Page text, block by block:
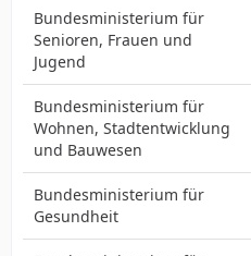
Bundesministerium für
Senioren, Frauen und
Jugend
Bundesministerium für
Wohnen, Stadtentwicklung
und Bauwesen
Bundesministerium für
Gesundheit